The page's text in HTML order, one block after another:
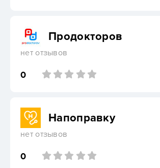
Продокторов
нет отзывов
0
Напоправку
нет отзывов
0